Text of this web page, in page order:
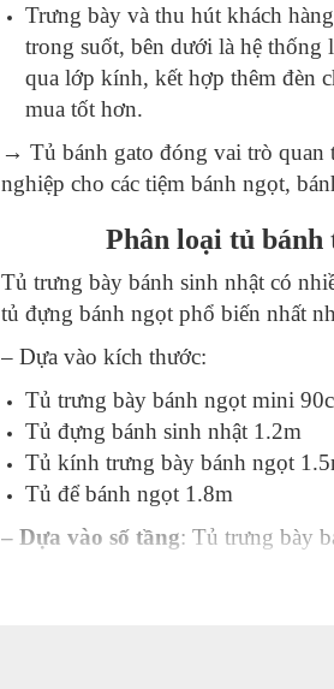
Trưng bày và thu hút khách
trong suốt, bên dưới là hệ thống
qua lớp kính, kết hợp thêm đèn
mua tốt hơn.
→ Tủ bánh gato đóng vai trò quan
nghiệp cho các tiệm bánh ngọt,
Phân loại tủ
Tủ trưng bày bánh sinh nhật có
tủ đựng bánh ngọt phổ biến nhất
– Dựa vào kích thước:
Tủ trưng bày bánh ngọt mini
Tủ đựng bánh sinh nhật 1.2m
Tủ kính trưng bày bánh ngọt
Tủ để bánh ngọt 1.8m
– Dựa vào số tầng: Tủ trưng bày
: Có thể chia